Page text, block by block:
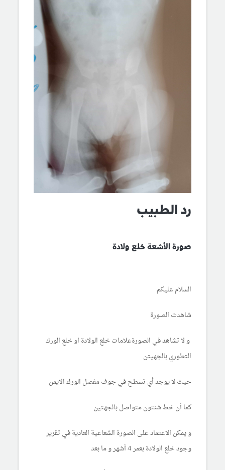
رد الطبيب
صورة الأشعة خلع ولادة
السلام عليكم
شاهدت الصورة
و لا تشاهد في الصورةعلامات خلع الولادة او خلع الورك
التطوري بالجهيتن
حيث لا يوجد أي تسطح في جوف مفصل الورك الايمن
كما أن خط شنتون متواصل بالجهتين
و يمكن الاعتماد على الصورة الشعاعية العادية في تقرير
وجود خلع الولادة بعمر 4 أشهر و ما بعد